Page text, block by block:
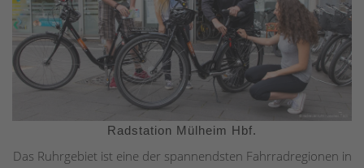
Radstation Mülheim Hbf.
Das Ruhrgebiet ist eine der spannendsten Fahrradregionen in